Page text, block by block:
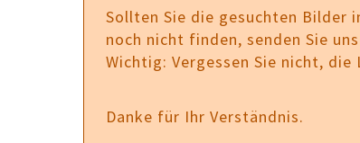
Sollten Sie die gesuchten Bilder
noch nicht finden, senden Sie
Wichtig: Vergessen Sie nicht, die
Danke für Ihr Verständnis.